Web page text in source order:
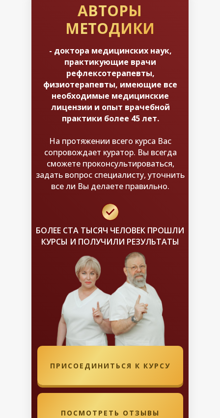
АВТОРЫ
МЕТОДИКИ
- доктора медицинских наук,
практикующие врачи
рефлексотерапевты,
физиотерапевты, имеющие все
необходимые медицинские
лицензии и опыт врачебной
практики более 45 лет.
На протяжении всего курса Вас
сопровождает куратор. Вы всегда
сможете проконсультироваться,
задать вопрос специалисту, уточнить
все ли Вы делаете правильно.
БОЛЕЕ СТА ТЫСЯЧ ЧЕЛОВЕК ПРОШЛИ
КУРСЫ И ПОЛУЧИЛИ РЕЗУЛЬТАТЫ
ПРИСОЕДИНИТЬСЯ К КУРСУ
ПОСМОТРЕТЬ ОТЗЫВЫ